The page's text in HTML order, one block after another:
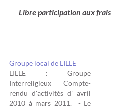
Libre participation aux frais
Groupe local de LILLE
LILLE : Groupe
Interreligieux Compte-
rendu d'activités d' avril
2010 à mars 2011. - Le